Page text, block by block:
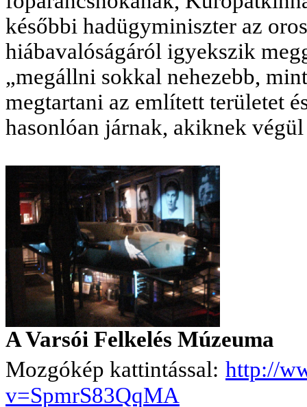
későbbi hadügyminiszter az
hiábavalóságáról igyekszik
„megállni sokkal nehezebb,
megtartani az említett területet
hasonlóan járnak, akiknek
A Varsói Felkelés Múzeuma
Mozgókép kattintással: http://
v=SpmrS83QqMA